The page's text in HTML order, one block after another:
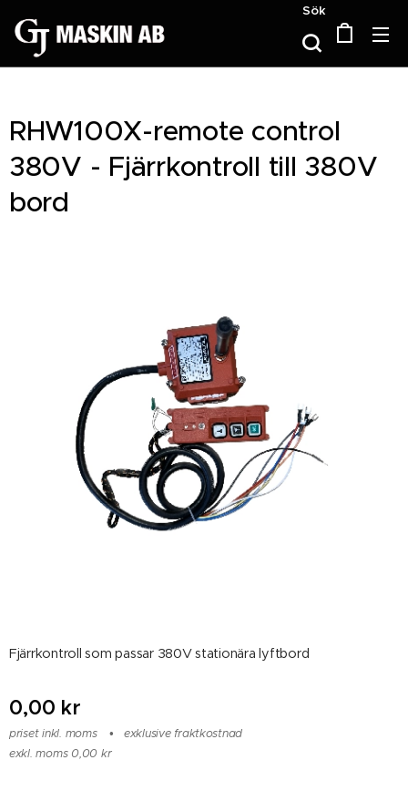
Sök
RHW100X-remote control
380V - Fjärrkontroll till 380V
bord
Fjärrkontroll som passar 380V stationära lyftbord
0,00 kr
priset inkl. moms
exklusive fraktkostnad
exkl. moms 0,00 kr